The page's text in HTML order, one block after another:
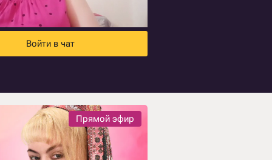
Войти в чат
Прямой эфир